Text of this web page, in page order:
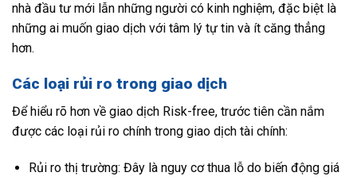
nhà đầu tư mới lẫn những người có kinh nghiệm, đặc biệt là
những ai muốn giao dịch với tâm lý tự tin và ít căng thẳng
hơn.
Các loại rủi ro trong giao dịch
Để hiểu rõ hơn về giao dịch Risk-free, trước tiên cần nắm
được các loại rủi ro chính trong giao dịch tài chính:
Rủi ro thị trường: Đây là nguy cơ thua lỗ do biến động giá